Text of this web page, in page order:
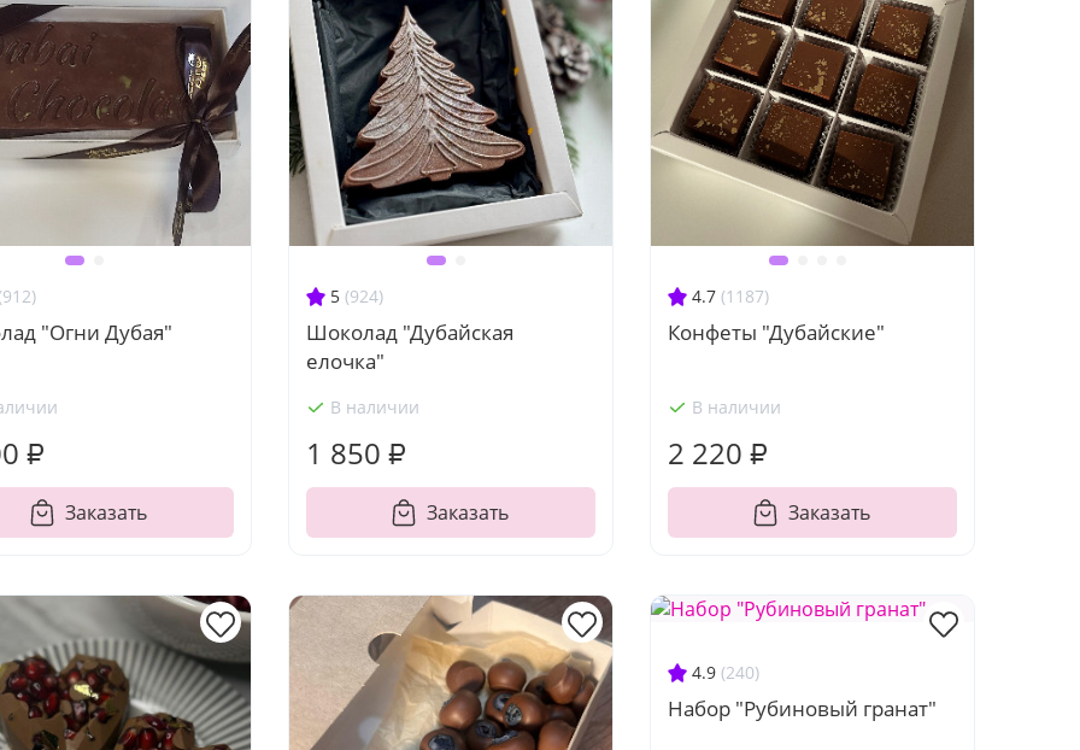
"Огни Дубая"
₽
Заказать
5 (924)
Шоколад "Дубайская
елочка"
В наличии
1 850 ₽
Заказать
4.7 (1187)
Конфеты "Дубайские"
В наличии
2 220 ₽
Заказать
4.9 (240)
Набор "Рубиновый гранат"